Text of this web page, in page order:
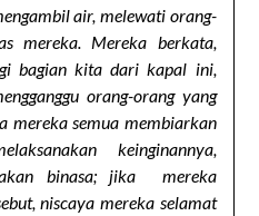
air, melewati orang-
mereka. Mereka berkata,
bagian kita dari kapal ini,
orang-orang yang
mereka semua membiarkan
keinginannya,
binasa; jika mereka
niscaya mereka selamat